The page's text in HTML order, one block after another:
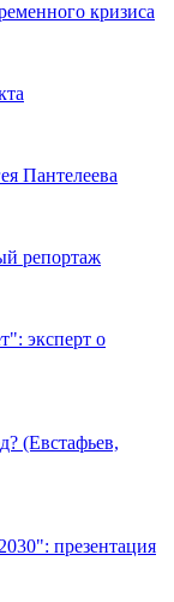
кризиса
Пантелеева
репортаж
эксперт о
(Евстафьев,
презентация